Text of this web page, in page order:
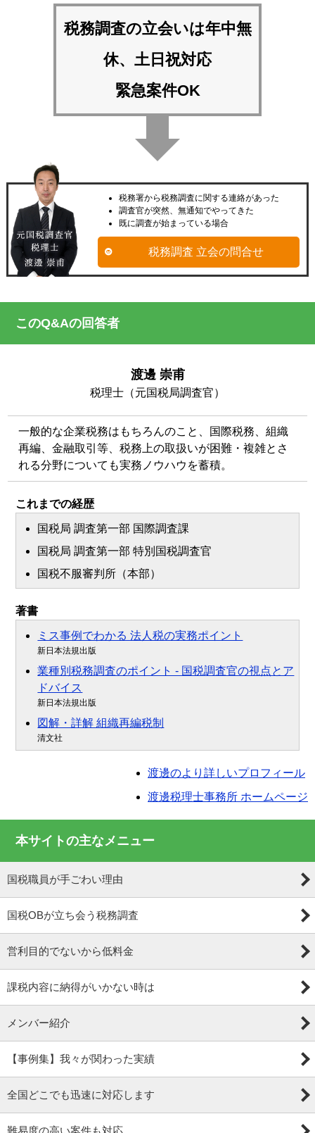
税務調査の立会いは年中無
休、土日祝対応
緊急案件OK
税務署から税務調査に関する連絡があった
調査官が突然、無通知でやってきた
既に調査が始まっている場合
税務調査 立会の問合せ
このQ&Aの回答者
渡邊 崇甫
税理士（元国税局調査官）
一般的な企業税務はもちろんのこと、国際税務、組織
再編、金融取引等、税務上の取扱いが困難・複雑とさ
れる分野についても実務ノウハウを蓄積。
これまでの経歴
国税局 調査第一部 国際調査課
国税局 調査第一部 特別国税調査官
国税不服審判所（本部）
著書
ミス事例でわかる 法人税の実務ポイント
新日本法規出版
業種別税務調査のポイント - 国税調査官の視点とア
ドバイス
新日本法規出版
図解・詳解 組織再編税制
清文社
渡邊のより詳しいプロフィール
渡邊税理士事務所 ホームページ
本サイトの主なメニュー
国税職員が手ごわい理由
国税OBが立ち会う税務調査
営利目的でないから低料金
課税内容に納得がいかない時は
メンバー紹介
【事例集】我々が関わった実績
全国どこでも迅速に対応します
難易度の高い案件も対応